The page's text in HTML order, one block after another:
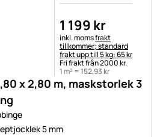
x 2,80 m, maskstorlek 3
5 mm
1 199 kr
Skatteinformation:
inkl. momsfrakt
tillkommer; standard
frakt upp till 5 kg: 65 kr
Fri frakt från 2000 kr.
1 m² =152,93kr